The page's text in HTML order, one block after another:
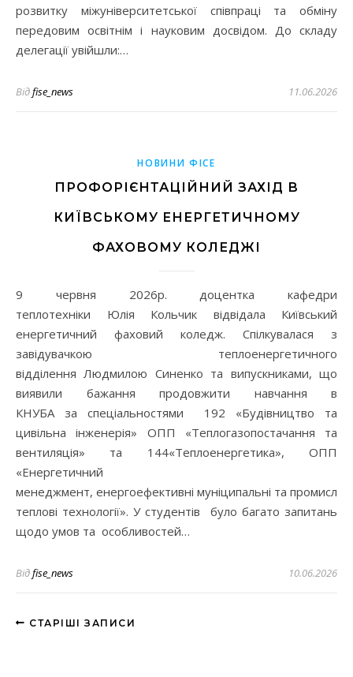
розвитку міжуніверситетської співпраці та обміну
передовим освітнім і науковим досвідом. До складу
делегації увійшли:…
Відfise_news 11.06.2026
НОВИНИ ФІСЕ
ПРОФОРІЄНТАЦІЙНИЙ ЗАХІД В
КИЇВСЬКОМУ ЕНЕРГЕТИЧНОМУ
ФАХОВОМУ КОЛЕДЖІ
9 червня 2026р. доцентка кафедри
теплотехніки Юлія Кольчик відвідала Київський
енергетичний фаховий коледж. Спілкувалася з
завідувачкою теплоенергетичного
відділення Людмилою Синенко та випускниками, що
виявили бажання продовжити навчання в
КНУБА за спеціальностями 192 «Будівництво та
цивільна інженерія» ОПП «Теплогазопостачання та
вентиляція» та 144«Теплоенергетика», ОПП
«Енергетичний
менеджмент, енергоефективні муніципальні та промислові
теплові технології». У студентів було багато запитань
щодо умов та особливостей…
Відfise_news 10.06.2026
СТАРІШІ ЗАПИСИ